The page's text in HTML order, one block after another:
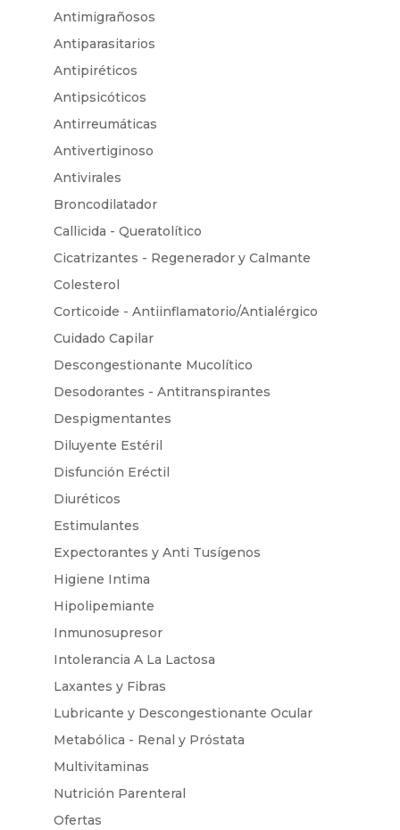
Antimigrañosos
Antiparasitarios
Antipiréticos
Antipsicóticos
Antirreumáticas
Antivertiginoso
Antivirales
Broncodilatador
Callicida - Queratolítico
Cicatrizantes - Regenerador y Calmante
Colesterol
Corticoide - Antiinflamatorio/Antialérgico
Cuidado Capilar
Descongestionante Mucolítico
Desodorantes - Antitranspirantes
Despigmentantes
Diluyente Estéril
Disfunción Eréctil
Diuréticos
Estimulantes
Expectorantes y Anti Tusígenos
Higiene Intima
Hipolipemiante
Inmunosupresor
Intolerancia A La Lactosa
Laxantes y Fibras
Lubricante y Descongestionante Ocular
Metabólica - Renal y Próstata
Multivitaminas
Nutrición Parenteral
Ofertas